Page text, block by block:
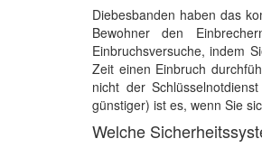
Diebesbanden haben das
Bewohner den
Einbruchsversuche, indem
Zeit einen Einbruch
nicht der
günstiger) ist es, wenn Sie
Welche